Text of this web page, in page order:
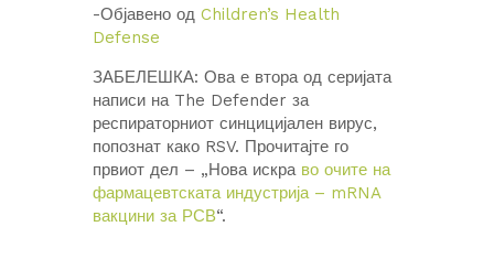
-Објавено од Children’s Health
Defense
ЗАБЕЛЕШКА: Ова е втора од серијата
написи на The Defender за
респираторниот синцицијален вирус,
попознат како RSV. Прочитајте го
првиот дел – „Нова искраво очите на
фармацевтската индустрија – mRNA
вакцини за РСВ“.